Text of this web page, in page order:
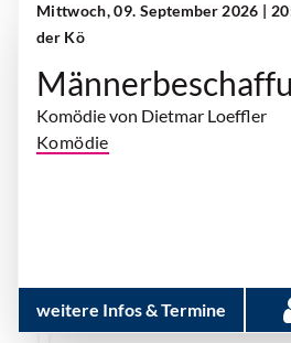
Mittwoch, 09. September 2026 |
der Kö
Komödie von Dietmar Loeffler
Komödie
weitere Infos & Termine